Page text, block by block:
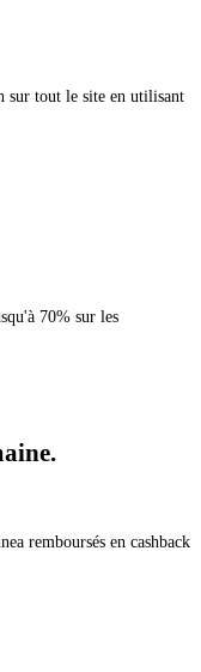
sur tout le site en utilisant
70% sur les
remboursés en cashback